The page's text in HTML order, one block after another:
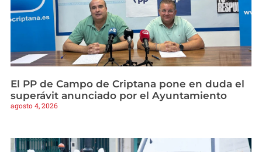
El PP de Campo de Criptana pone en duda el
superávit anunciado por el Ayuntamiento
agosto 4, 2026